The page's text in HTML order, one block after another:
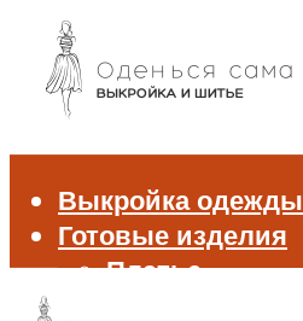
Выкройка одежды
Готовые изделия
Платье